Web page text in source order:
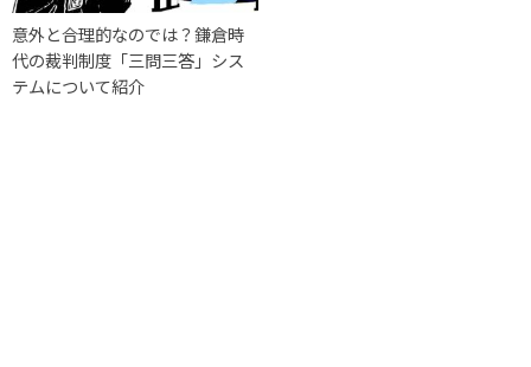
意外と合理的なのでは？鎌倉時
代の裁判制度「三問三答」シス
テムについて紹介